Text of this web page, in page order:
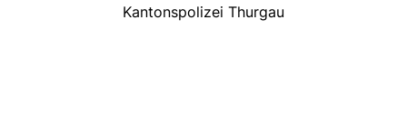
Kantonspolizei Thurgau